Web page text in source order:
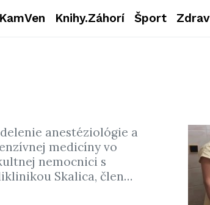
KamVen Knihy.Záhorí Šport
anestéziológie a
medicíny vo
nemocnici s
Skalica, člen…